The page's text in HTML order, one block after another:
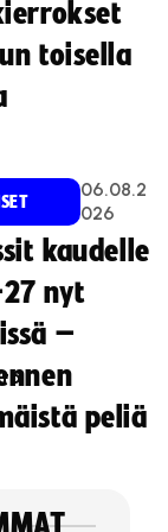
toisella
06.08.2
026
kaudelle
nyt
–
peliä